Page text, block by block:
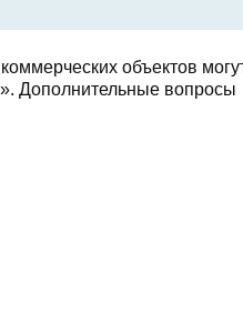
объектов
Дополнительные вопросы